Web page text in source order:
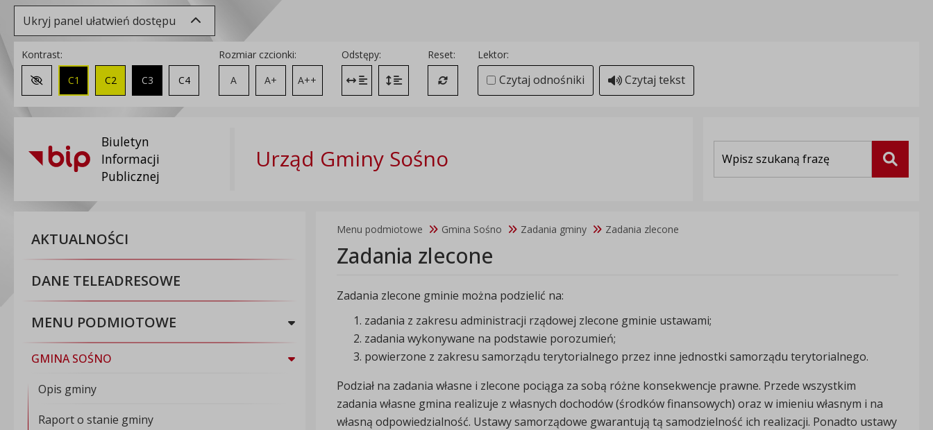
Ukryj panel ułatwień dostępu
Kontrast:
Zmień kontrast na domyślny
C1 C2 C3 C4
Rozmiar czcionki:
A
A+ A++
Odstępy:
Zmień odstęp między literami
Zmień interlinię i margines między paragrafami
Reset:
Przywróć ustawienia domyślne
Lektor:
Czytaj odnośniki Czytaj tekst
Biuletyn
Informacji
Publicznej
Urząd Gminy Sośno Szukaj
AKTUALNOŚCI
DANE TELEADRESOWE
MENU PODMIOTOWE
GMINA SOŚNO
Opis gminy
Raport o stanie gminy
Menu podmiotowe Gmina Sośno Zadania gminy Zadania zlecone
Zadania zlecone
Zadania zlecone gminie można podzielić na:
zadania z zakresu administracji rządowej zlecone gminie ustawami;
zadania wykonywane na podstawie porozumień;
powierzone z zakresu samorządu terytorialnego przez inne jednostki samorządu terytorialnego.
Podział na zadania własne i zlecone pociąga za sobą różne konsekwencje prawne. Przede wszystkim
zadania własne gmina realizuje z własnych dochodów (środków finansowych) oraz w imieniu własnym i na
własną odpowiedzialność. Ustawy samorządowe gwarantują tą samodzielność ich realizacji. Ponadto ustawy